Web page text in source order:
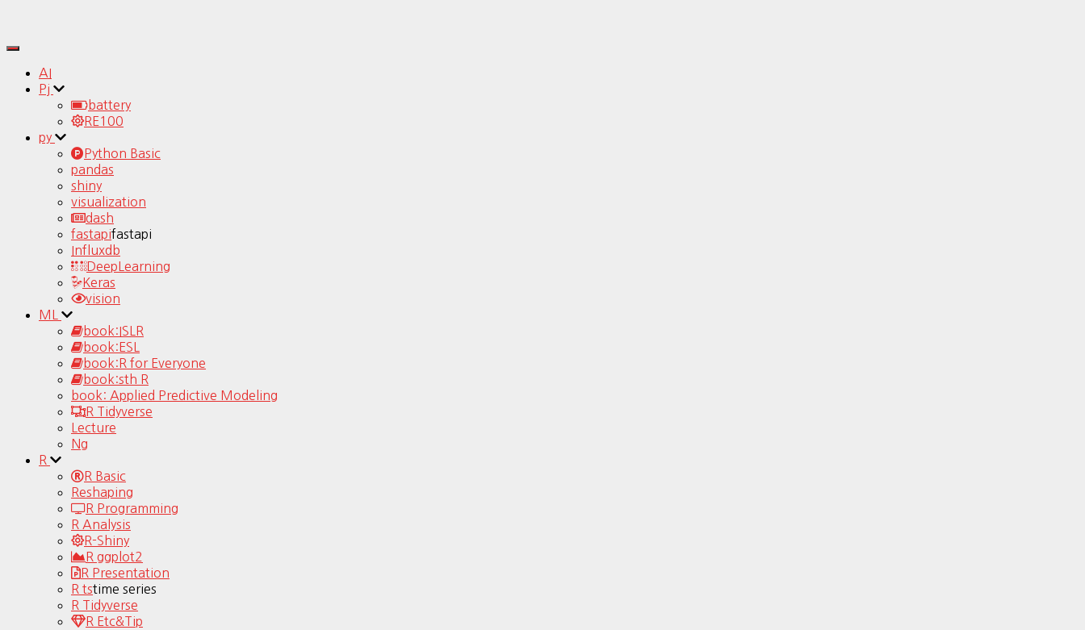
Toggle
Navigation
AI
Pj
battery
RE100
py
Python Basic
pandas
shiny
visualization
dash
fastapifastapi
Influxdb
DeepLearning
Keras
vision
ML
book:ISLR
book:ESL
book:R for Everyone
book:sth R
book: Applied Predictive Modeling
R Tidyverse
Lecture
Ng
R
R Basic
Reshaping
R Programming
R Analysis
R-Shiny
R ggplot2
R Presentation
R tstime series
R Tidyverse
R Etc&Tip